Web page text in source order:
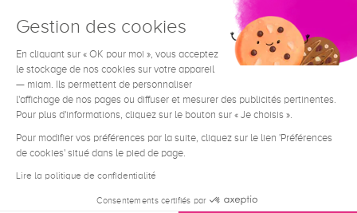
BESOIN D'AIDE ?
Conditions générales de vente
Mentions Légales
Contact
Gestion des cookies
En cliquant sur « OK pour moi », vous acceptez
le stockage de nos cookies sur votre appareil
— miam. Ils permettent de personnaliser
l'affichage de nos pages ou diffuser et mesurer des publicités pertinentes.
Pour plus d'informations, cliquez sur le bouton sur « Je choisis ».
Pour modifier vos préférences par la suite, cliquez sur le lien 'Préférences
de cookies' situé dans le pied de page.
Lire la politique de confidentialité
Consentements certifiés par